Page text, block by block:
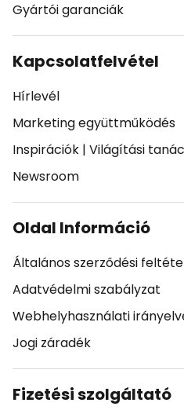
Gyártói garanciák
Kapcsolatfelvétel
Hírlevél
Marketing együttműködés
Inspirációk | Világítási
Newsroom
Oldal Információ
Általános szerződési
Adatvédelmi szabályzat
Webhelyhasználati
Jogi záradék
Fizetési szolgáltató